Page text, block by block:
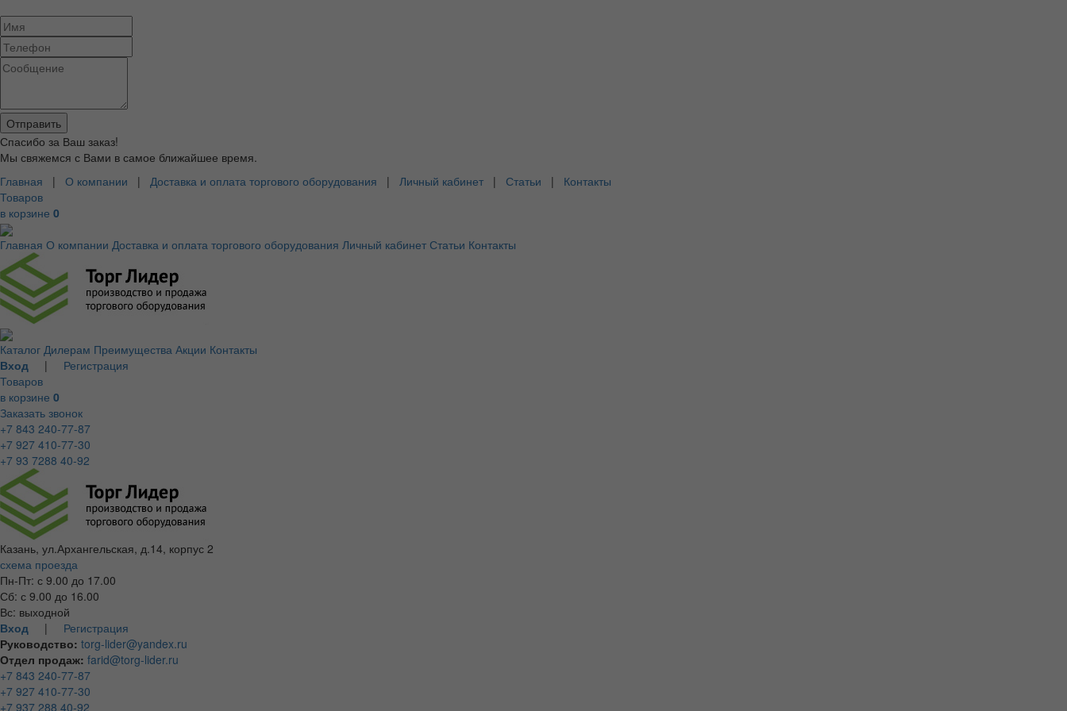
Спасибо за Ваш заказ!
Мы свяжемся с Вами в самое ближайшее время.
Главная | О компании | Доставка и оплата торгового оборудования | Личный кабинет | Статьи | Контакты
Товаров
в корзине 0
Главная О компании Доставка и оплата торгового оборудования Личный кабинет Статьи Контакты
Каталог Дилерам Преимущества Акции Контакты
Вход | Регистрация
Товаров
в корзине 0
Заказать звонок
+7 843 240-77-87
+7 927 410-77-30
+7 93 7288 40-92
Казань, ул.Архангельская, д.14, корпус 2
схема проезда
Пн-Пт: с 9.00 до 17.00
Сб: с 9.00 до 16.00
Вс: выходной
Вход | Регистрация
Руководство: torg-lider@yandex.ru
Отдел продаж: farid@torg-lider.ru
+7 843 240-77-87
+7 927 410-77-30
+7 937 288 40-92